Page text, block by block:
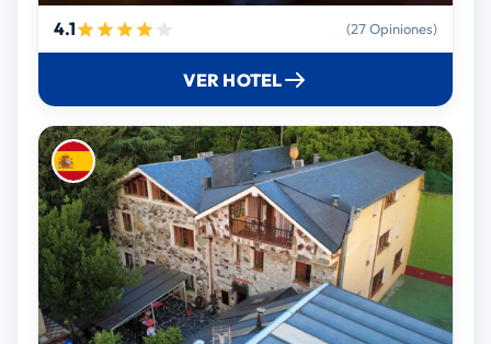
4.1 (27 Opiniones)
VER HOTEL